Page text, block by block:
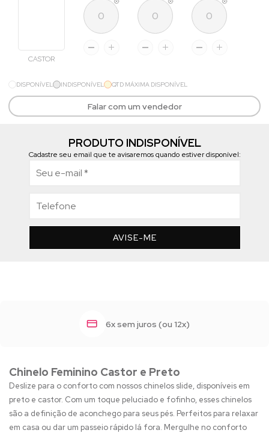
CASTOR
DISPONÍVEL INDISPONÍVEL QTD MÁXIMA DISPONÍVEL
Falar com um vendedor
PRODUTO INDISPONÍVEL
Cadastre seu email que te avisaremos quando estiver disponível:
AVISE-ME
6x sem juros (ou 12x)
Chinelo Feminino Castor e Preto
Deslize para o conforto com nossos chinelos slide, disponíveis em
preto e castor. Com um toque peluciado e fofinho, esses chinelos
são a definição de aconchego para seus pés. Perfeitos para relaxar
em casa ou dar um passeio rápido lá fora. Mergulhe no conforto